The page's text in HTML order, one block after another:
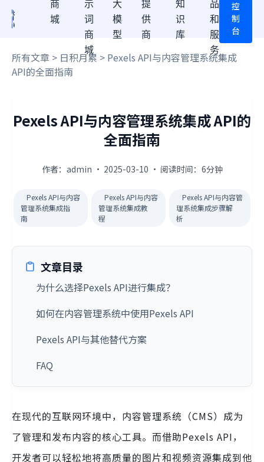
商
城
示
词
商
城
大
模
型
提
供
商
知
识
库
品
和
服
务
控
制
台
所有文章 > 日积月累 > Pexels API与内容管理系统集成
API的全面指南
Pexels API与内容管理系统集成 API的
全面指南
作者：admin · 2025-03-10 · 阅读时间：6分钟
Pexels API与内容
管理系统集成指
南
Pexels API与内容
管理系统集成教
程
Pexels API与内容管
理系统集成步骤解
析
文章目录
为什么选择Pexels API进行集成？
如何在内容管理系统中使用Pexels API
Pexels API与其他替代方案
FAQ
在现代的互联网环境中，内容管理系统（CMS）成为
了管理和发布内容的核心工具。而借助Pexels API，
开发者可以轻松地将高质量的图片和视频资源集成到他